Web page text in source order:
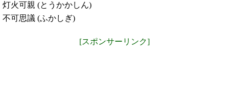
灯火可親 (とうかかしん)
不可思議 (ふかしぎ)
[スポンサーリンク]